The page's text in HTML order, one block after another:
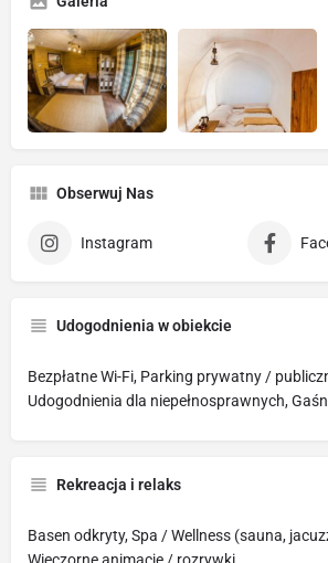
Obserwuj Nas
Instagram
Udogodnienia w obiekcie
Bezpłatne Wi-Fi, Parking prywatny /
Udogodnienia dla niepełnosprawnych,
Rekreacja i relaks
Basen odkryty, Spa / Wellness (sauna,